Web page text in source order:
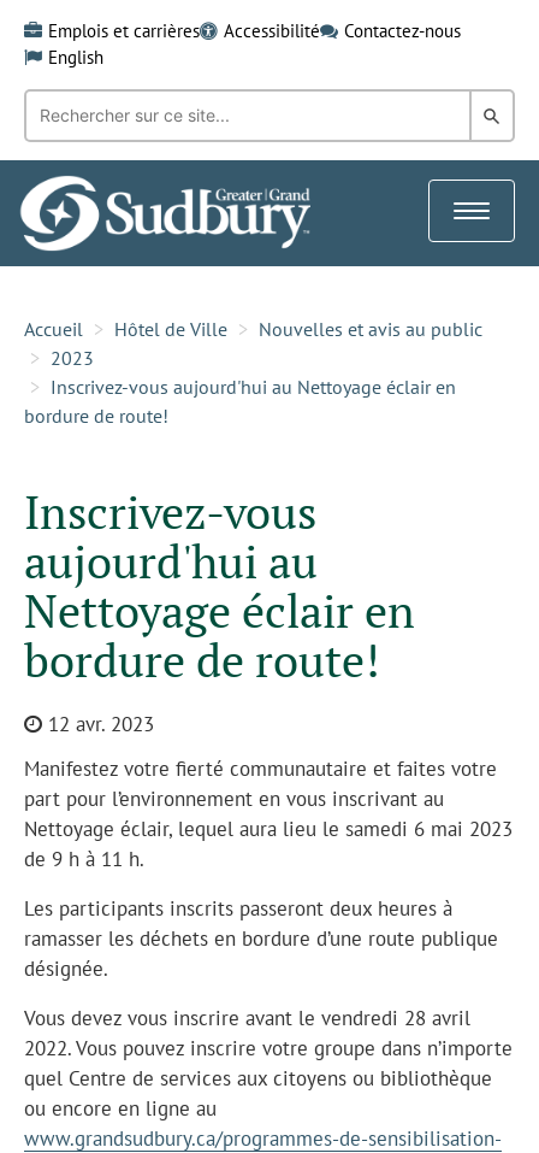
content
Emplois et carrières Accessibilité
Contactez-nous
English
Recherche
mot-
clé:
dans
Toggle
Accueil Hôtel de Ville
Nouvelles et avis au public
2023
Inscrivez-vous aujourd'hui au Nettoyage éclair en
bordure de route!
Inscrivez-vous
aujourd'hui au
Nettoyage éclair en
bordure de route!
12 avr. 2023
Manifestez votre fierté communautaire et faites votre
part pour l’environnement en vous inscrivant au
Nettoyage éclair, lequel aura lieu le samedi 6 mai 2023
de 9 h à 11 h.
Les participants inscrits passeront deux heures à
ramasser les déchets en bordure d’une route publique
désignée.
Vous devez vous inscrire avant le vendredi 28 avril
2022. Vous pouvez inscrire votre groupe dans n’importe
quel Centre de services aux citoyens ou bibliothèque
ou encore en ligne au
www.grandsudbury.ca/programmes-de-sensibilisation-